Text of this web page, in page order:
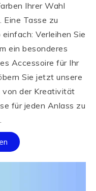
Ihrer Wahl
Tasse zu
Verleihen Sie
ein besonderes
Accessoire für Ihr
Sie jetzt unsere
von der Kreativität
für jeden Anlass zu